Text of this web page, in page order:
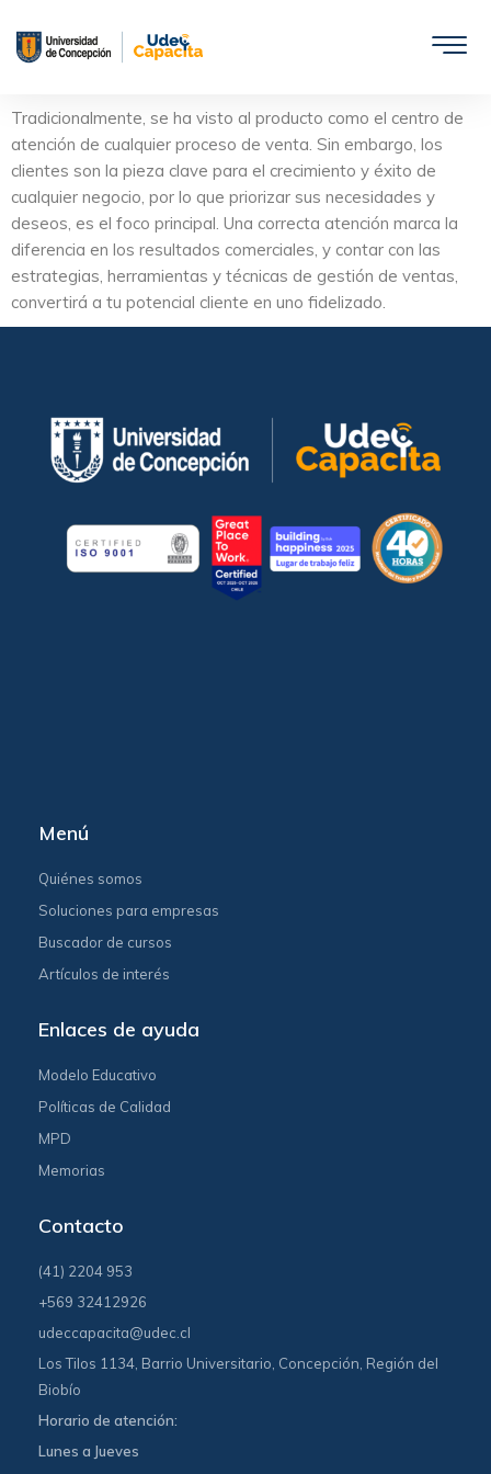
Saltar
contenido
Tradicionalmente, se ha visto al producto como el centro de
atención de cualquier proceso de venta. Sin embargo, los
clientes son la pieza clave para el crecimiento y éxito de
cualquier negocio, por lo que priorizar sus necesidades y
deseos, es el foco principal. Una correcta atención marca la
diferencia en los resultados comerciales, y contar con las
estrategias, herramientas y técnicas de gestión de ventas,
convertirá a tu potencial cliente en uno fidelizado.
Menú
Quiénes somos
Soluciones para empresas
Buscador de cursos
Artículos de interés
Enlaces de ayuda
Modelo Educativo
Políticas de Calidad
MPD
Memorias
Contacto
(41) 2204 953
+569 32412926
udeccapacita@udec.cl
Los Tilos 1134, Barrio Universitario, Concepción, Región del
Biobío
Horario de atención:
Lunes a Jueves